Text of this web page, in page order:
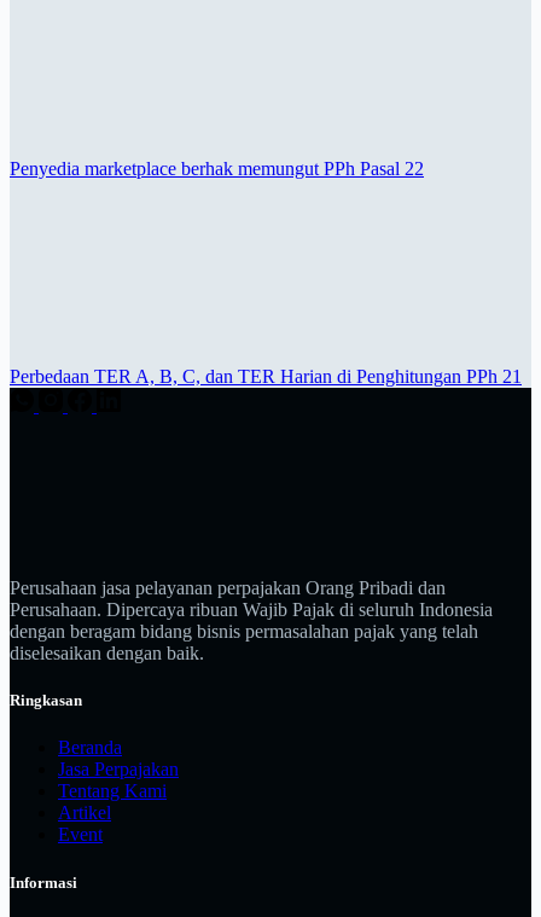
Penyedia marketplace berhak memungut PPh Pasal 22
Perbedaan TER A, B, C, dan TER Harian di Penghitungan PPh 21
Perusahaan jasa pelayanan perpajakan Orang Pribadi dan
Perusahaan. Dipercaya ribuan Wajib Pajak di seluruh Indonesia
dengan beragam bidang bisnis permasalahan pajak yang telah
diselesaikan dengan baik.
Ringkasan
Beranda
Jasa Perpajakan
Tentang Kami
Artikel
Event
Informasi